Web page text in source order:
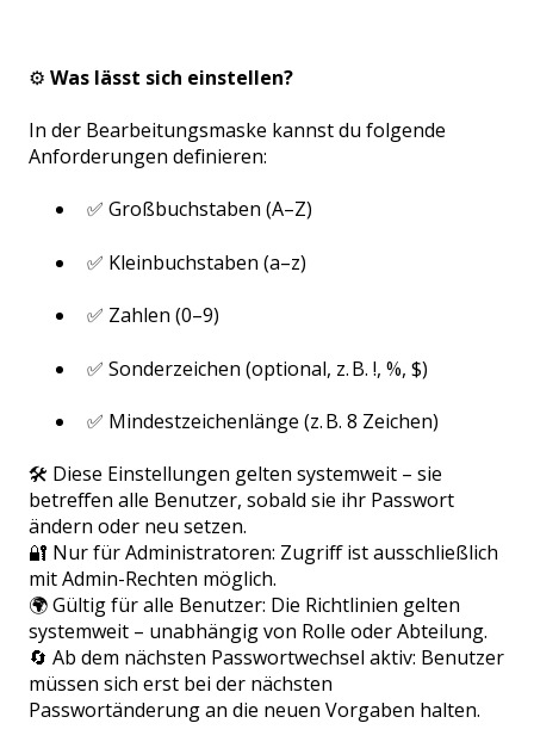
⚙️ Was lässt sich einstellen?
In der Bearbeitungsmaske kannst du folgende
Anforderungen definieren:
✅ Großbuchstaben (A–Z)
✅ Kleinbuchstaben (a–z)
✅ Zahlen (0–9)
✅ Sonderzeichen (optional, z. B. !, %, $)
✅ Mindestzeichenlänge (z. B. 8 Zeichen)
🛠️ Diese Einstellungen gelten systemweit – sie
betreffen alle Benutzer, sobald sie ihr Passwort
ändern oder neu setzen.
🔐 Nur für Administratoren: Zugriff ist ausschließlich
mit Admin-Rechten möglich.
🌍 Gültig für alle Benutzer: Die Richtlinien gelten
systemweit – unabhängig von Rolle oder Abteilung.
🔄 Ab dem nächsten Passwortwechsel aktiv: Benutzer
müssen sich erst bei der nächsten
Passwortänderung an die neuen Vorgaben halten.